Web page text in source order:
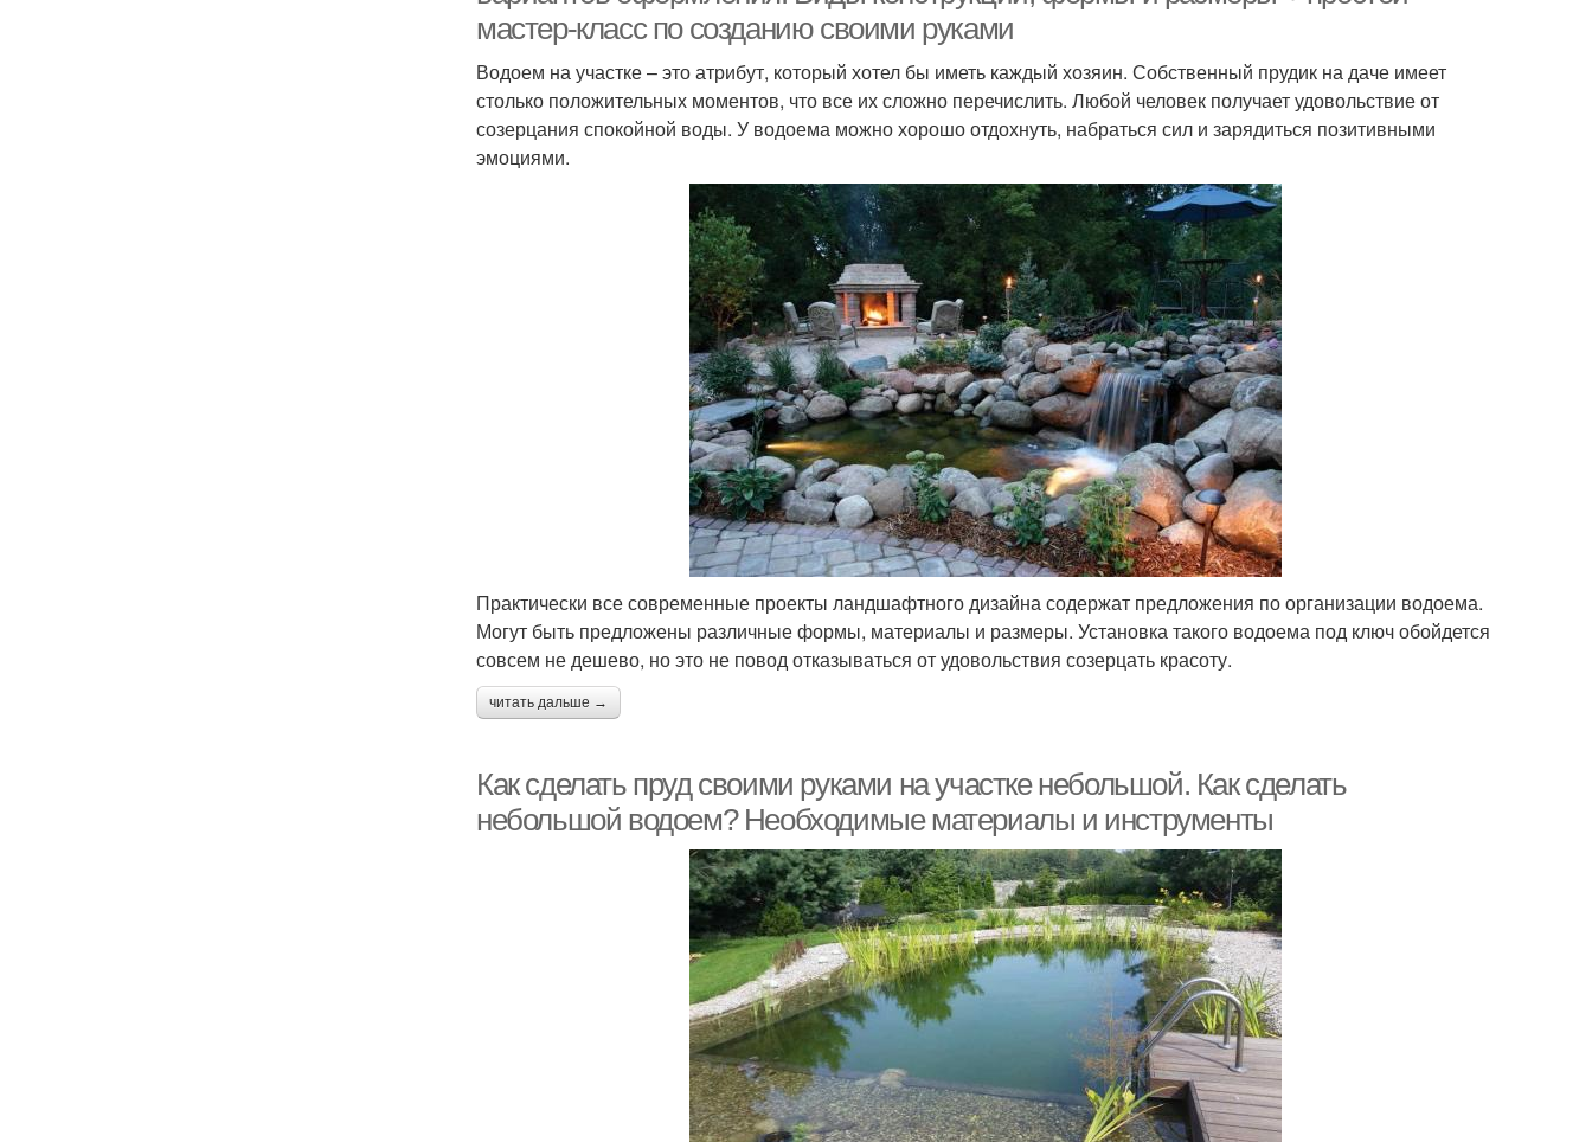
мастер-класс по созданию своими руками
Водоем на участке – это атрибут, который хотел бы иметь каждый хозяин. Собственный прудик на даче имеет
столько положительных моментов, что все их сложно перечислить. Любой человек получает удовольствие от
созерцания спокойной воды. У водоема можно хорошо отдохнуть, набраться сил и зарядиться позитивными
эмоциями.
Практически все современные проекты ландшафтного дизайна содержат предложения по организации водоема.
Могут быть предложены различные формы, материалы и размеры. Установка такого водоема под ключ обойдется
совсем не дешево, но это не повод отказываться от удовольствия созерцать красоту.
читать дальше →
Как сделать пруд своими руками на участке небольшой. Как сделать
небольшой водоем? Необходимые материалы и инструменты